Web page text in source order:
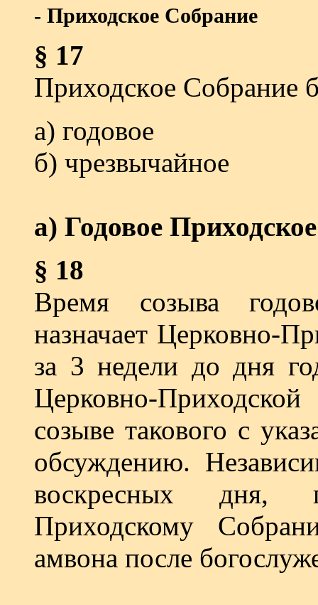
- Приходское Собрание
§ 17
Приходскoе Собраниe
а) годовое
б) чрезвычайное
а) Годовое
§ 18
Время созыва
назначает Церковно-
за 3 недели до дня
Церковно-
созыве та­кового с
обсуждению.
воскресных дня,
Приходскому
амвона после